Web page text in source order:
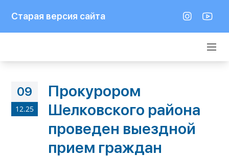
Старая версия сайта
09
12.25
Прокурором
Шелковского района
проведен выездной
прием граждан